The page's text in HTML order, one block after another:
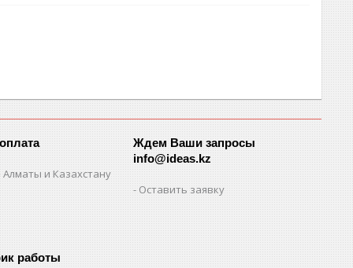
Алматы и Казахстану
Ждем Ваши запросы
info@ideas.kz
Оставить заявку
работы